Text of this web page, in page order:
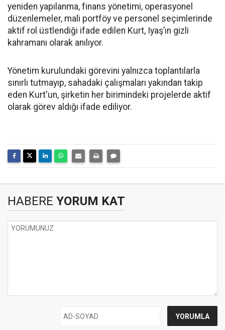
yeniden yapılanma, finans yönetimi, operasyonel
düzenlemeler, mali portföy ve personel seçimlerinde
aktif rol üstlendiği ifade edilen Kurt, Iyaş’ın gizli
kahramanı olarak anılıyor.
Yönetim kurulundaki görevini yalnızca toplantılarla
sınırlı tutmayıp, sahadaki çalışmaları yakından takip
eden Kurt'un, şirketin her birimindeki projelerde aktif
olarak görev aldığı ifade ediliyor.
HABERE YORUM KAT